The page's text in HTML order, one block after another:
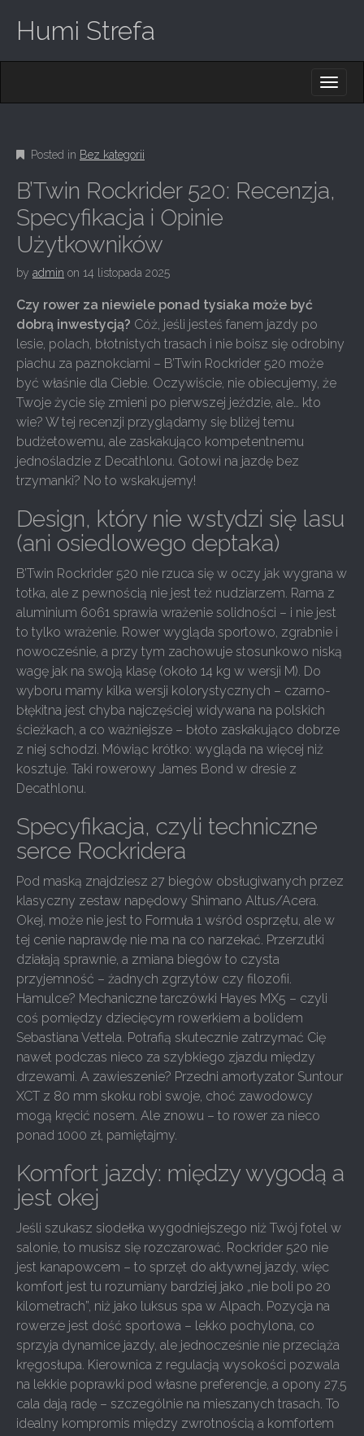
Humi Strefa
M
E
N
U
C
N
T
E
N
T
Posted in Bez kategorii
B’Twin Rockrider 520: Recenzja,
Specyfikacja i Opinie
Użytkowników
by admin on 14 listopada 2025
Czy rower za niewiele ponad tysiaka może być
dobrą inwestycją? Cóż, jeśli jesteś fanem jazdy po
lesie, polach, błotnistych trasach i nie boisz się odrobiny
piachu za paznokciami – B’Twin Rockrider 520 może
być właśnie dla Ciebie. Oczywiście, nie obiecujemy, że
Twoje życie się zmieni po pierwszej jeździe, ale… kto
wie? W tej recenzji przyglądamy się bliżej temu
budżetowemu, ale zaskakująco kompetentnemu
jednośladzie z Decathlonu. Gotowi na jazdę bez
trzymanki? No to wskakujemy!
Design, który nie wstydzi się lasu
(ani osiedlowego deptaka)
B’Twin Rockrider 520 nie rzuca się w oczy jak wygrana w
totka, ale z pewnością nie jest też nudziarzem. Rama z
aluminium 6061 sprawia wrażenie solidności – i nie jest
to tylko wrażenie. Rower wygląda sportowo, zgrabnie i
nowocześnie, a przy tym zachowuje stosunkowo niską
wagę jak na swoją klasę (około 14 kg w wersji M). Do
wyboru mamy kilka wersji kolorystycznych – czarno-
błękitna jest chyba najczęściej widywana na polskich
ścieżkach, a co ważniejsze – błoto zaskakująco dobrze
z niej schodzi. Mówiąc krótko: wygląda na więcej niż
kosztuje. Taki rowerowy James Bond w dresie z
Decathlonu.
Specyfikacja, czyli techniczne
serce Rockridera
Pod maską znajdziesz 27 biegów obsługiwanych przez
klasyczny zestaw napędowy Shimano Altus/Acera.
Okej, może nie jest to Formuła 1 wśród osprzętu, ale w
tej cenie naprawdę nie ma na co narzekać. Przerzutki
działają sprawnie, a zmiana biegów to czysta
przyjemność – żadnych zgrzytów czy filozofii.
Hamulce? Mechaniczne tarczówki Hayes MX5 – czyli
coś pomiędzy dziecięcym rowerkiem a bolidem
Sebastiana Vettela. Potrafią skutecznie zatrzymać Cię
nawet podczas nieco za szybkiego zjazdu między
drzewami. A zawieszenie? Przedni amortyzator Suntour
XCT z 80 mm skoku robi swoje, choć zawodowcy
mogą kręcić nosem. Ale znowu – to rower za nieco
ponad 1000 zł, pamiętajmy.
Komfort jazdy: między wygodą a
jest okej
Jeśli szukasz siodełka wygodniejszego niż Twój fotel w
salonie, to musisz się rozczarować. Rockrider 520 nie
jest kanapowcem – to sprzęt do aktywnej jazdy, więc
komfort jest tu rozumiany bardziej jako „nie boli po 20
kilometrach”, niż jako luksus spa w Alpach. Pozycja na
rowerze jest dość sportowa – lekko pochylona, co
sprzyja dynamice jazdy, ale jednocześnie nie przeciąża
kręgosłupa. Kierownica z regulacją wysokości pozwala
na lekkie poprawki pod własne preferencje, a opony 27.5
cala dają radę – szczególnie na mieszanych trasach. To
idealny kompromis między zwrotnością a komfortem